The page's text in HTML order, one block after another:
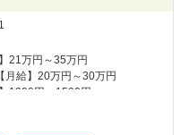
】21万円～35万円
【月給】20万円～30万円
】1200円～1500円